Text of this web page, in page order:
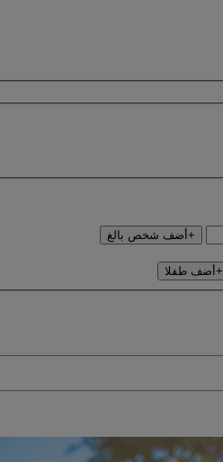
+أضف شخص بالغ
+أضف طفلا